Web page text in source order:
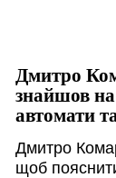
Дмитро
знайшов на
автомати
Дмитро
щоб